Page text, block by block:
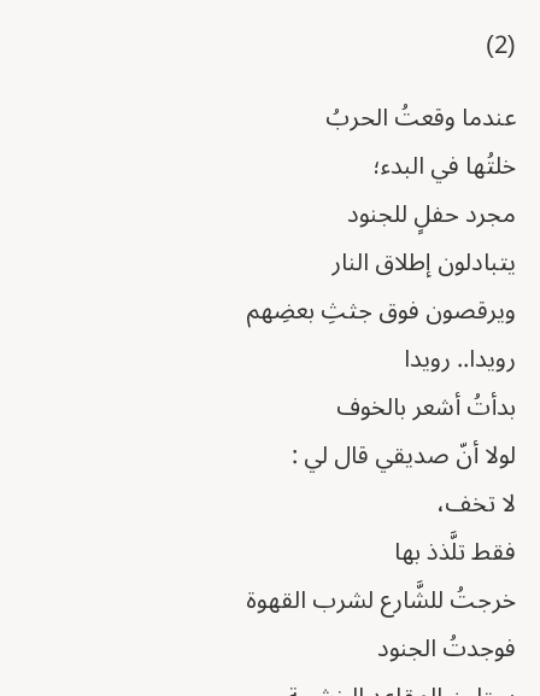
(2)
عندما وقعتُ الحربُ
خلتُها في البدء؛
مجرد حفلٍ للجنود
يتبادلون إطلاق النار
ويرقصون فوق جثثِ بعضِهم
رويدا.. رويدا
بدأتُ أشعر بالخوف
لولا أنّ صديقي قال لي :
لا تخف،
فقط تلَّذذ بها
خرجتُ للشَّارع لشرب القهوة
فوجدتُ الجنود